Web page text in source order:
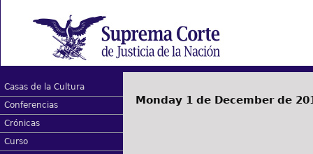
Casas de la Cultura
Conferencias
Crónicas
Curso
Monday 1 de December de